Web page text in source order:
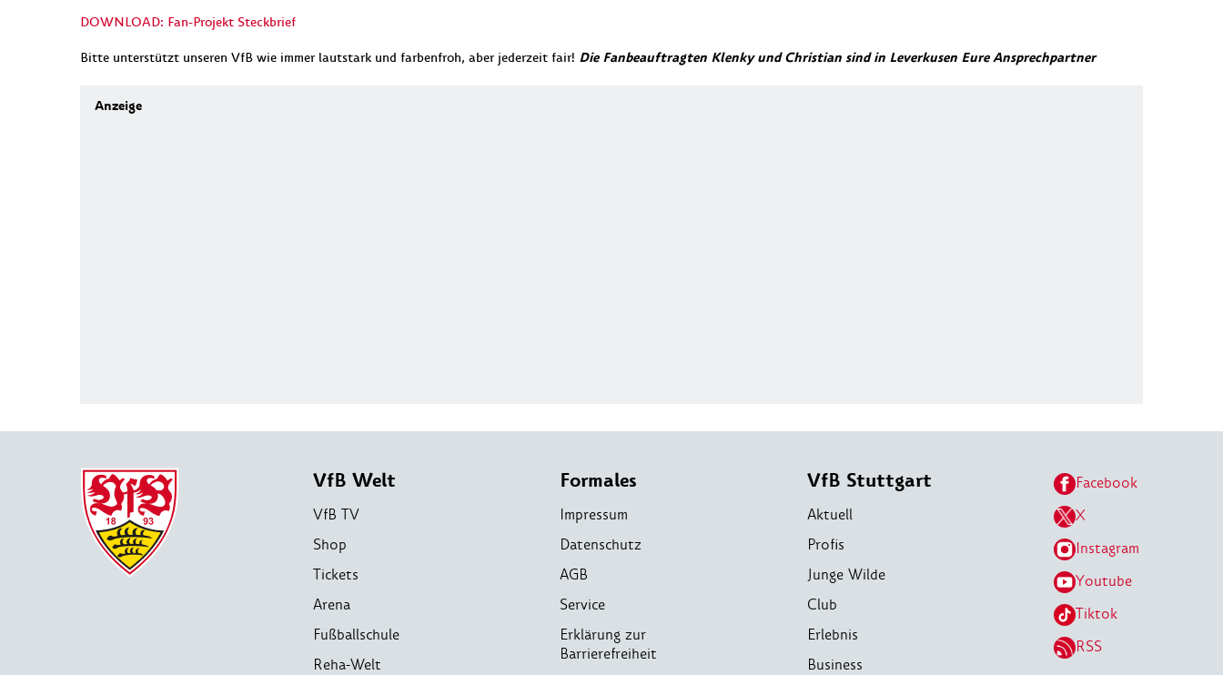
DOWNLOAD: Fan-Projekt Steckbrief
Bitte unterstützt unseren VfB wie immer lautstark und farbenfroh, aber jederzeit fair! Die Fanbeauftragten Klenky und Christian sind in Leverkusen Eure Ansprechpartner
VfB Welt
VfB TV
Shop
Tickets
Arena
Fußballschule
Reha-Welt
Formales
Impressum
Datenschutz
AGB
Service
Erklärung zur
Barrierefreiheit
VfB Stuttgart
Aktuell
Profis
Junge Wilde
Club
Erlebnis
Business
Facebook
X
Instagram
Youtube
Tiktok
RSS